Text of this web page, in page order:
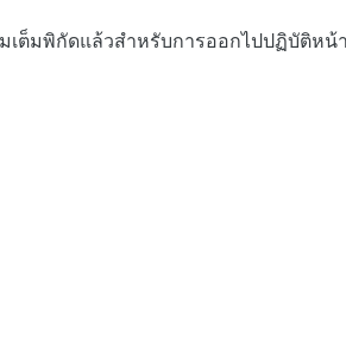
พิกัดแล้วสำหรับการออกไปปฏิบัติหน้า